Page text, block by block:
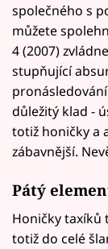
společného s
můžete
4 (2007)
stupňující
důležitý klad -
totiž honičky a
zábavnější.
Pátý
Honičky taxíků
totiž do celé